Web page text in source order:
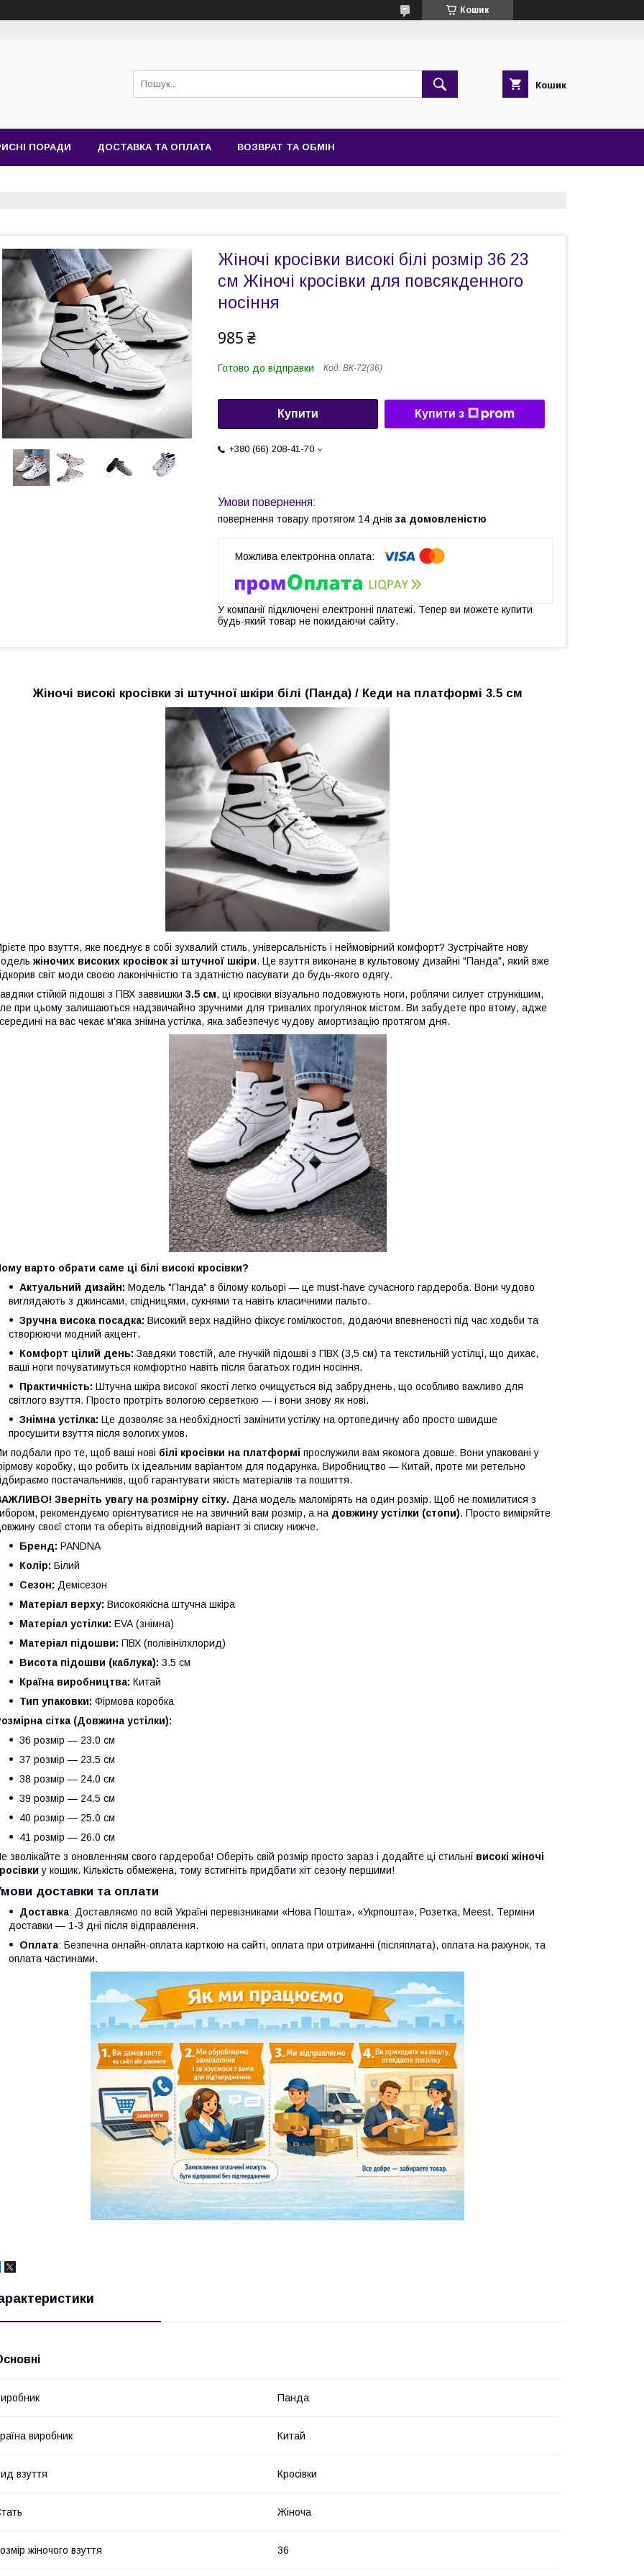
Кошик
Кошик
ПОРАДИ ДОСТАВКА ТА ОПЛАТА ВОЗВРАТ ТА ОБМІН
Жіночі кросівки високі білі розмір 36 23
см Жіночі кросівки для повсякденного
носіння
985 ₴
Готово до відправки Код: ВК-72(36)
Купити Купити з
+380 (66) 208-41-70
повернення товару протягом 14 днів за домовленістю
У компанії підключені електронні платежі. Тепер ви можете купити
будь-який товар не покидаючи сайту.
Жіночі високі кросівки зі штучної шкіри білі (Панда) / Кеди на платформі 3.5 см
про взуття, яке поєднує в собі зухвалий стиль, універсальність і неймовірний комфорт? Зустрічайте нову
жіночих високих кросівок зі штучної шкіри. Це взуття виконане в культовому дизайні "Панда", який вже
світ моди своєю лаконічністю та здатністю пасувати до будь-якого одягу.
стійкій підошві з ПВХ заввишки 3.5 см, ці кросівки візуально подовжують ноги, роблячи силует стрункішим,
при цьому залишаються надзвичайно зручними для тривалих прогулянок містом. Ви забудете про втому, адже
на вас чекає м'яка знімна устілка, яка забезпечує чудову амортизацію протягом дня.
варто обрати саме ці білі високі кросівки?
Актуальний дизайн: Модель "Панда" в білому кольорі — це must-have сучасного гардероба. Вони чудово
виглядають з джинсами, спідницями, сукнями та навіть класичними пальто.
Зручна висока посадка: Високий верх надійно фіксує гомілкостоп, додаючи впевненості під час ходьби та
створюючи модний акцент.
Комфорт цілий день: Завдяки товстій, але гнучкій підошві з ПВХ (3,5 см) та текстильній устілці, що дихає,
ваші ноги почуватимуться комфортно навіть після багатьох годин носіння.
Практичність: Штучна шкіра високої якості легко очищується від забруднень, що особливо важливо для
світлого взуття. Просто протріть вологою серветкою — і вони знову як нові.
Знімна устілка: Це дозволяє за необхідності замінити устілку на ортопедичну або просто швидше
просушити взуття після вологих умов.
подбали про те, щоб ваші нові білі кросівки на платформі прослужили вам якомога довше. Вони упаковані у
коробку, що робить їх ідеальним варіантом для подарунка. Виробництво — Китай, проте ми ретельно
постачальників, щоб гарантувати якість матеріалів та пошиття.
Зверніть увагу на розмірну сітку. Дана модель маломірять на один розмір. Щоб не помилитися з
рекомендуємо орієнтуватися не на звичний вам розмір, а на довжину устілки (стопи). Просто виміряйте
своєї стопи та оберіть відповідний варіант зі списку нижче.
Бренд: PANDNA
Колір: Білий
Сезон: Демісезон
Матеріал верху: Високоякісна штучна шкіра
Матеріал устілки: EVA (знімна)
Матеріал підошви: ПВХ (полівінілхлорид)
Висота підошви (каблука): 3.5 см
Країна виробництва: Китай
Тип упаковки: Фірмова коробка
сітка (Довжина устілки):
36 розмір — 23.0 см
37 розмір — 23.5 см
38 розмір — 24.0 см
39 розмір — 24.5 см
40 розмір — 25.0 см
41 розмір — 26.0 см
зволікайте з оновленням свого гардероба! Оберіть свій розмір просто зараз і додайте ці стильні високі жіночі
у кошик. Кількість обмежена, тому встигніть придбати хіт сезону першими!
доставки та оплати
Доставка: Доставляємо по всій Україні перевізниками «Нова Пошта», «Укрпошта», Розетка, Meest. Терміни
доставки — 1-3 дні після відправлення.
Оплата: Безпечна онлайн-оплата карткою на сайті, оплата при отриманні (післяплата), оплата на рахунок, та
оплата частинами.
Панда
виробник Китай
взуття Кросівки
Жіноча
жіночого взуття 36